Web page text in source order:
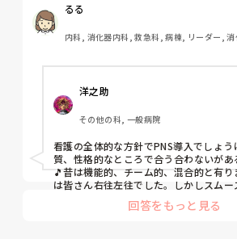
その後、PNSを廃止しました。
私は、そのPNSを廃止した病棟からま
いる病棟に9月に異動してきました。
ぶっちゃけ、新人のレベルにかなりの
色々な病棟に入院したことのある患者
異動する前の病棟の方が)新人が患者か
けてたよ」と言っていました。
現病棟はPNSだけれども、結局は忙し
倒を見てられず、清潔ケアや単純に点
など、簡単な仕事しか新人にさせてい
PNSを廃止した病棟では、イベントは
いほど新人に担当させて、指導者やリ
って指導することで、新人ができるこ
るる
内科, 消化器内科, 救急科, 病棟, リーダー, 消
洋之助
その他の科, 一般病院
看護の全体的な方針でPNS導入でしょう
質、性格的なところで合う合わないが
🎵昔は機能的、チーム的、混合的と有
は皆さん右往左往でした。しかしスムー
してましたよ。勿論、指導する事も
うしてもPNSの導入なら皆さんと意見交
回答をもっと見る